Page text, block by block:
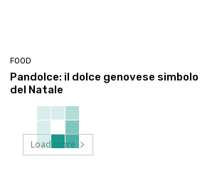
FOOD
Pandolce: il dolce genovese simbolo
del Natale
Load more